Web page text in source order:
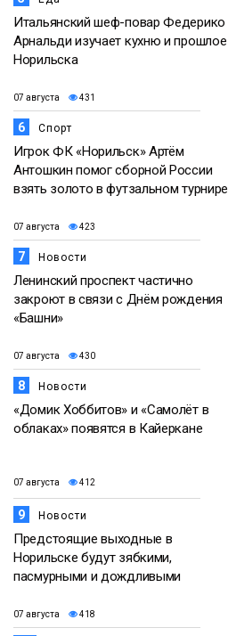
Итальянский шеф-повар Федерико
Арнальди изучает кухню и прошлое
Норильска
07 августа 431
6 Спорт
Игрок ФК «Норильск» Артём
Антошкин помог сборной России
взять золото в футзальном турнире
07 августа 423
7 Новости
Ленинский проспект частично
закроют в связи с Днём рождения
«Башни»
07 августа 430
8 Новости
«Домик Хоббитов» и «Самолёт в
облаках» появятся в Кайеркане
07 августа 412
9 Новости
Предстоящие выходные в
Норильске будут зябкими,
пасмурными и дождливыми
07 августа 418